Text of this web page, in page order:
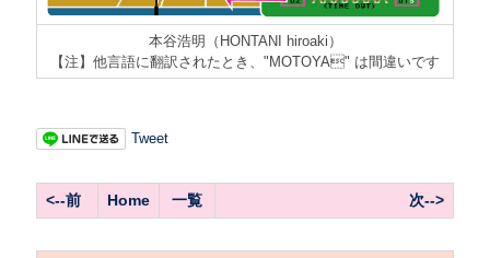
本谷浩明（HONTANI hiroaki）
【注】他言語に翻訳されたとき、"MOTOYA" は間違いです
Tweet
<--前 Home 一覧 次-->